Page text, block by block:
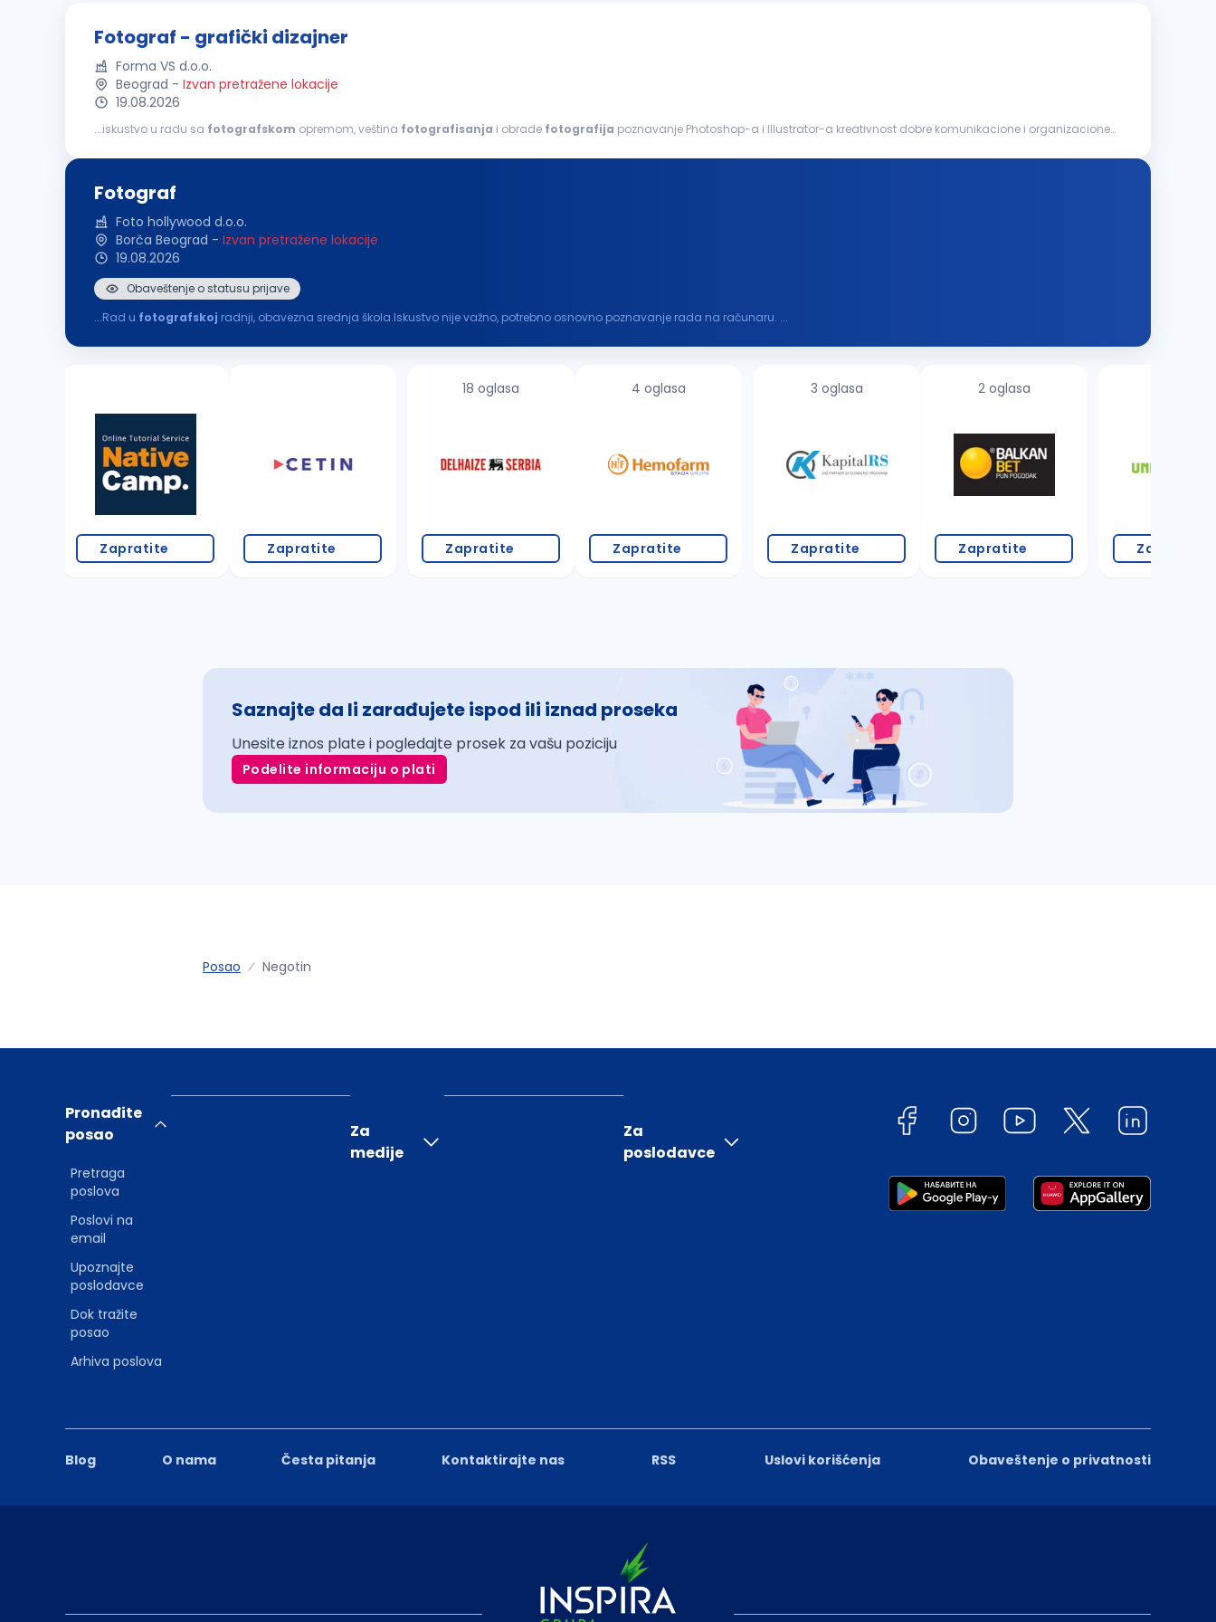
Fotograf - grafički dizajner
Forma VS d.o.o.
Beograd - Izvan pretražene lokacije
19.08.2026
...iskustvo u radu sa fotografskom opremom, veština fotografisanja i obrade fotografija poznavanje Photoshop-a i Illustrator-a kreativnost dobre komunikacione i organizacione
Fotograf
Foto hollywood d.o.o.
Borča Beograd - Izvan pretražene lokacije
19.08.2026
Obaveštenje o statusu prijave
...Rad u fotografskoj radnji, obavezna srednja škola.Iskustvo nije važno, potrebno osnovno poznavanje rada na računaru. ...
Zapratite Zapratite
18 oglasa
Zapratite
4 oglasa
Zapratite
3 oglasa
Zapratite
2 oglasa
Zapratite Zapratite
Saznajte da li zarađujete ispod ili iznad proseka
Unesite iznos plate i pogledajte prosek za vašu poziciju
Podelite informaciju o plati
Posao Negotin
Blog O nama Česta pitanja Kontaktirajte nas RSS Uslovi korišćenja Obaveštenje o privatnosti
Pronađite
posao
Pretraga
poslova
Poslovi na
email
Upoznajte
poslodavce
Dok tražite
posao
Arhiva poslova
Za
medije
Za
poslodavce